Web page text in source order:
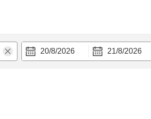
20/8/2026 21/8/2026